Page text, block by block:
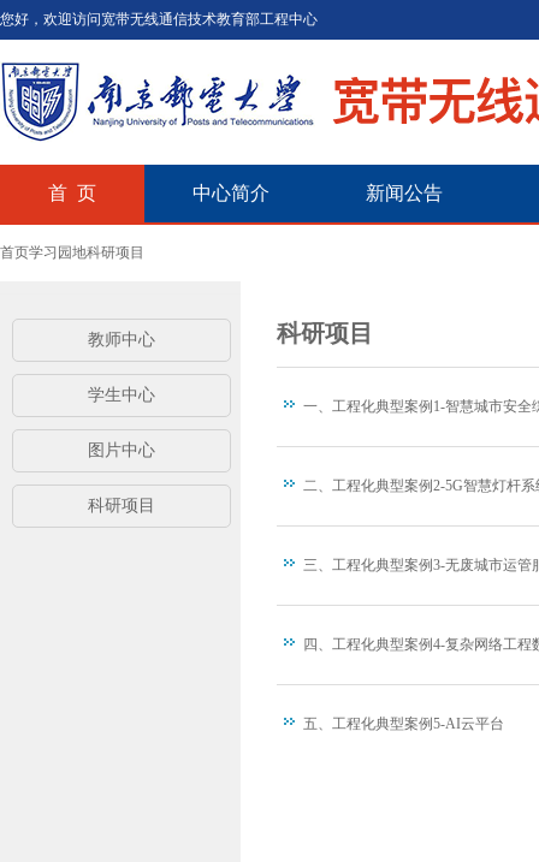
您好，欢迎访问宽带无线通信技术教育部工程中心
首 页 中心简介 新闻公告
首页学习园地科研项目
教师中心
学生中心
图片中心
科研项目
科研项目
一、工程化典型案例1-智慧城市安全
二、工程化典型案例2-5G智慧灯杆系
三、工程化典型案例3-无废城市运管
四、工程化典型案例4-复杂网络工程
五、工程化典型案例5-AI云平台